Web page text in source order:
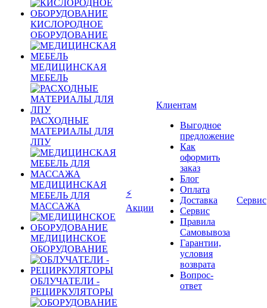
КИСЛОРОДНОЕ
ОБОРУДОВАНИЕ
МЕДИЦИНСКАЯ
МЕБЕЛЬ
РАСХОДНЫЕ
МАТЕРИАЛЫ ДЛЯ
ЛПУ
МЕДИЦИНСКАЯ
МЕБЕЛЬ ДЛЯ
МАССАЖА
МЕДИЦИНСКОЕ
ОБОРУДОВАНИЕ
ОБЛУЧАТЕЛИ -
РЕЦИРКУЛЯТОРЫ
⚡
Акции
Клиентам
Выгодное
предложение
Как
оформить
заказ
Блог
Оплата
Доставка
Сервис
Правила
Самовывоза
Гарантии,
условия
возврата
Вопрос-
ответ
Сервис